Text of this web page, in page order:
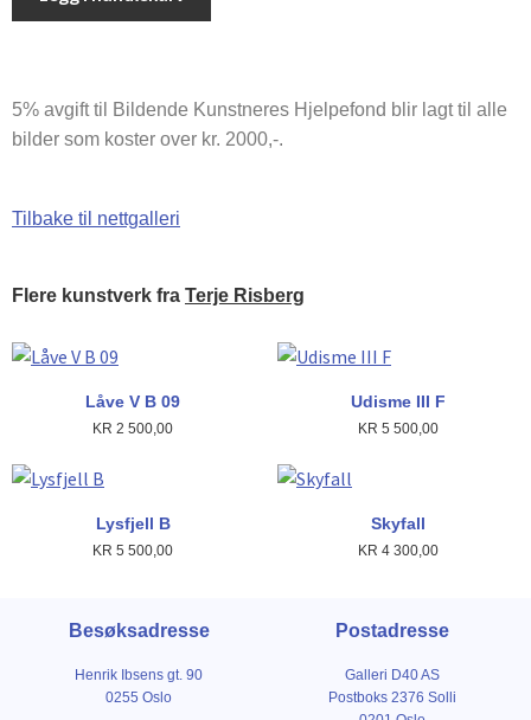
5% avgift til Bildende Kunstneres Hjelpefond blir lagt til alle
bilder som koster over kr. 2000,-.
Tilbake til nettgalleri
Flere kunstverk fra Terje Risberg
Låve V B 09
KR 2 500,00
Udisme III F
KR 5 500,00
Lysfjell B
KR 5 500,00
Skyfall
KR 4 300,00
Besøksadresse
Henrik Ibsens gt. 90
0255 Oslo
Postadresse
Galleri D40 AS
Postboks 2376 Solli